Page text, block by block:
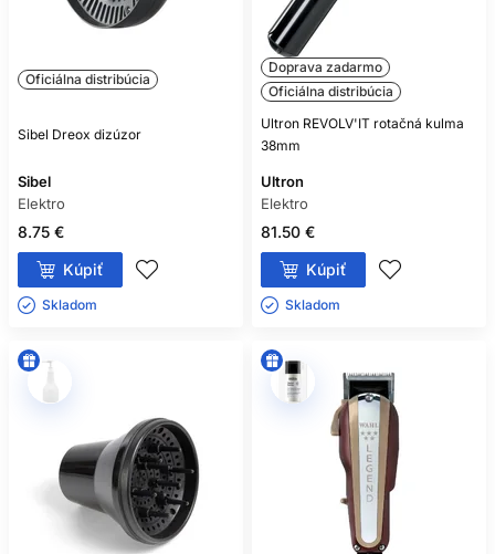
Oficiálna distribúcia
Sibel Dreox dizúzor
Sibel
Elektro
8.75 €
Kúpiť
Skladom ㅤ
Doprava zadarmo
Oficiálna distribúcia
Ultron REVOLV'IT rotačná kulma
38mm
Ultron
Elektro
81.50 €
Kúpiť
Skladom ㅤ